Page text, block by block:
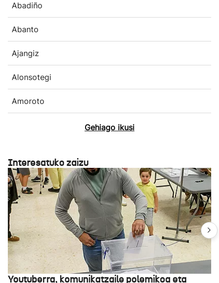
Abadiño
Abanto
Ajangiz
Alonsotegi
Amoroto
Gehiago ikusi
Interesatuko zaizu
Youtuberra, komunikatzaile polemikoa eta